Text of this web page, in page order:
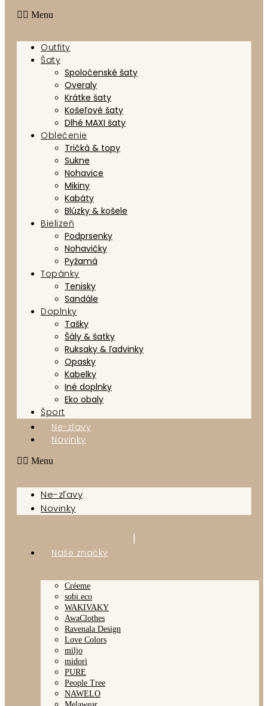
Menu
Outfity
Šaty
Spoločenské šaty
Overaly
Krátke šaty
Košeľové šaty
Dlhé MAXI šaty
Oblečenie
Tričká & topy
Sukne
Nohavice
Mikiny
Kabáty
Blúzky & košele
Bielizeň
Podprsenky
Nohavičky
Pyžamá
Topánky
Tenisky
Sandále
Doplnky
Tašky
Šály & šatky
Ruksaky & ľadvinky
Opasky
Kabelky
Iné doplnky
Eko obaly
Šport
Ne-zľavy
Novinky
Menu
Ne-zľavy
Novinky
Naše značky
Créeme
sobi.eco
WAKIVAKY
AwaClothes
Ravenala Design
Love Colors
miljo
midori
PURE
People Tree
NAWELO